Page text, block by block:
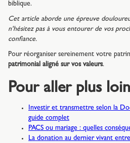
biblique.
Cet article aborde une épreuve
n'hésitez pas à vous entourer de vos
confiance.
Pour réorganiser sereinement votre
patrimonial aligné sur vos valeurs.
Pour aller plus loin
Investir et transmettre selon la
guide complet
PACS ou mariage : quelles
La donation au dernier vivant